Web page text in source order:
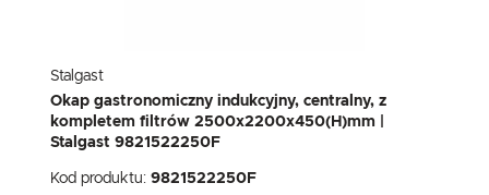
Stalgast
Okap gastronomiczny indukcyjny, centralny, z
kompletem filtrów 2500x2200x450(H)mm |
Stalgast 9821522250F
Kod produktu: 9821522250F